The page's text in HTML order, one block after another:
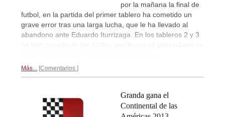
por la mañana la final de
futbol, en la partida del primer tablero ha cometido un
grave error tras una larga lucha, que le ha llevado al
abandono ante Eduardo Iturrizaga. En los tableros 2 y 3
no han pasado de las tablas, por lo que el venezolano se
Más... Comentarios
Granda gana el
Continental de las